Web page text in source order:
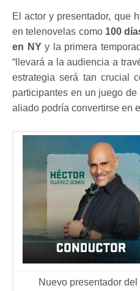
El actor y presentador, que
en telenovelas como 100
en NYy la primera
“llevará a la audiencia a
estrategia será tan crucial
participantes en un juego
aliado podría convertirse en
Nuevo presentador